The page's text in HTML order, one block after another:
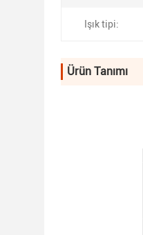
Işık tipi:
Ürün Tanımı